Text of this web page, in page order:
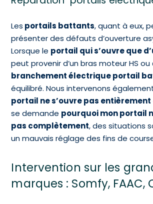
Les portails battants, quant à eux,
présenter des défauts d’ouverture
Lorsque le portail qui s’ouvre que
peut provenir d’un bras moteur HS ou
branchement électrique portail
équilibré. Nous intervenons
portail ne s’ouvre pas entièrement
se demande pourquoi mon portail
pas complètement, des situations
un mauvais réglage des fins de
Intervention sur les
marques : Somfy, FAAC,